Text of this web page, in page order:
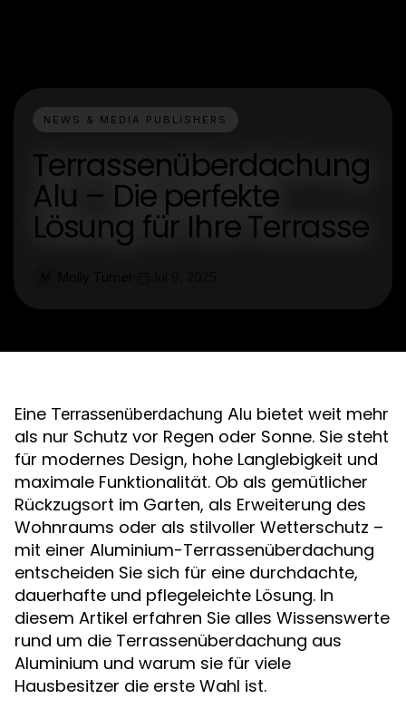
NEWS & MEDIA PUBLISHERS
Terrassenüberdachung
Alu – Die perfekte
Lösung für Ihre Terrasse
Eine Terrassenüberdachung Alu bietet weit mehr
als nur Schutz vor Regen oder Sonne. Sie steht
für modernes Design, hohe Langlebigkeit und
maximale Funktionalität. Ob als gemütlicher
Rückzugsort im Garten, als Erweiterung des
Wohnraums oder als stilvoller Wetterschutz –
mit einer Aluminium-Terrassenüberdachung
entscheiden Sie sich für eine durchdachte,
dauerhafte und pflegeleichte Lösung. In
diesem Artikel erfahren Sie alles Wissenswerte
rund um die Terrassenüberdachung aus
Aluminium und warum sie für viele
Hausbesitzer die erste Wahl ist.